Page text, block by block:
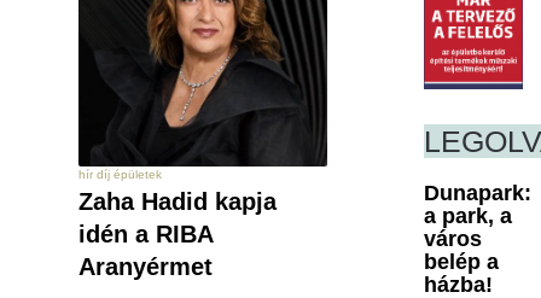
hír díj épületek
Zaha Hadid kapja
idén a RIBA
Aranyérmet
Dunapark:
a park, a
város
belép a
házba!